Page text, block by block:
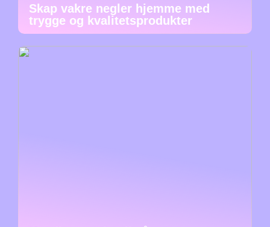
Skap vakre negler hjemme med
trygge og kvalitetsprodukter